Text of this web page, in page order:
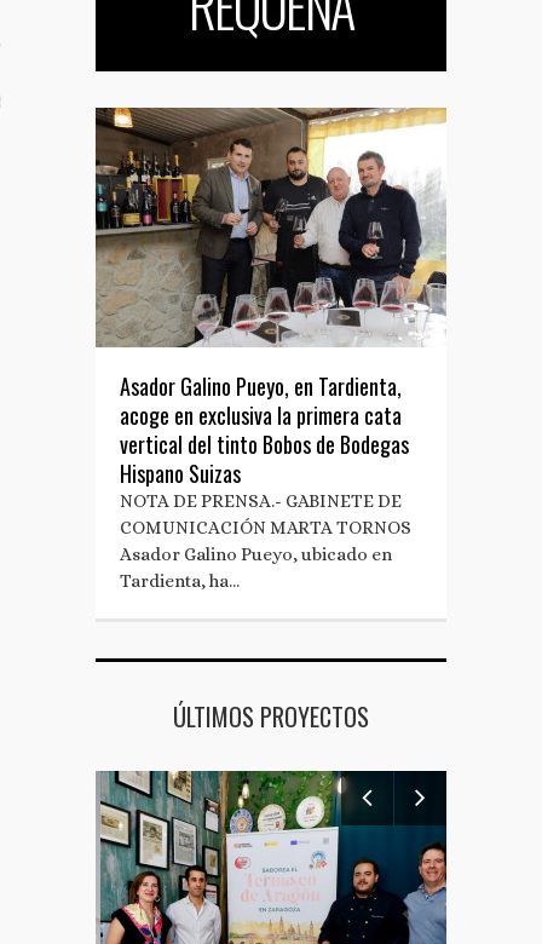
TUS NOTAS DE PRENSA
Asador Galino Pueyo, en Tardienta,
acoge en exclusiva la primera cata
vertical del tinto Bobos de Bodegas
Hispano Suizas
NOTA DE PRENSA.- GABINETE DE
COMUNICACIÓN MARTA TORNOS
Asador Galino Pueyo, ubicado en
Tardienta, ha…
ÚLTIMOS PROYECTOS